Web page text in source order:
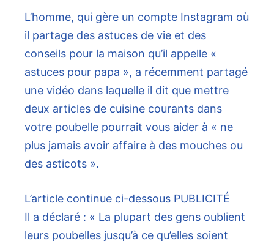
L’homme, qui gère un compte Instagram où
il partage des astuces de vie et des
conseils pour la maison qu’il appelle «
astuces pour papa », a récemment partagé
une vidéo dans laquelle il dit que mettre
deux articles de cuisine courants dans
votre poubelle pourrait vous aider à « ne
plus jamais avoir affaire à des mouches ou
des asticots ».
L’article continue ci-dessous PUBLICITÉ
Il a déclaré : « La plupart des gens oublient
leurs poubelles jusqu’à ce qu’elles soient